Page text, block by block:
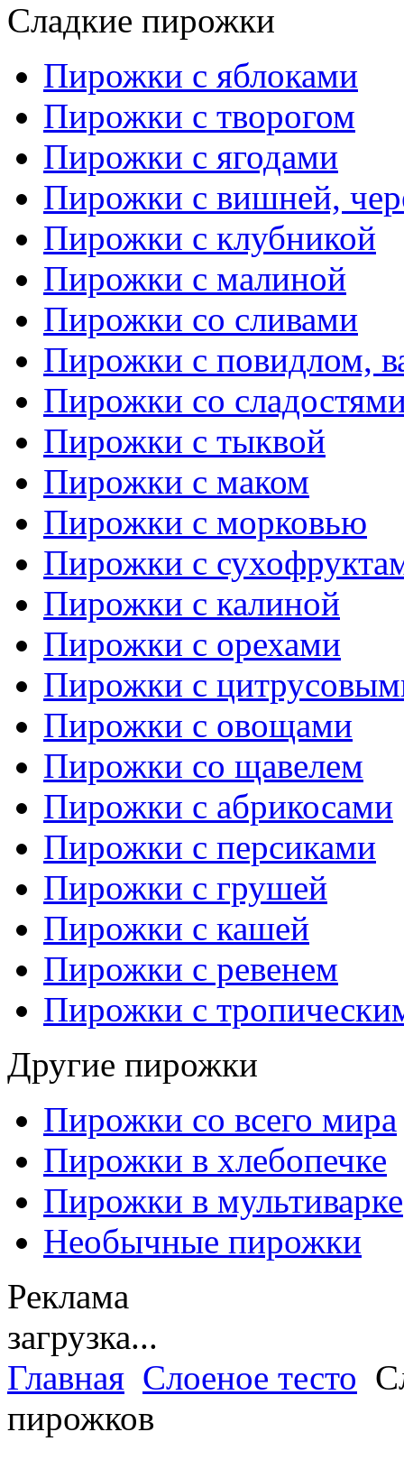
Сладкие пирожки
Пирожки с яблоками
Пирожки с творогом
Пирожки с ягодами
Пирожки с вишней,
Пирожки с клубникой
Пирожки с малиной
Пирожки со сливами
Пирожки с повидлом,
Пирожки со
Пирожки с тыквой
Пирожки с маком
Пирожки с морковью
Пирожки с
Пирожки с калиной
Пирожки с орехами
Пирожки с
Пирожки с овощами
Пирожки со щавелем
Пирожки с абрикосами
Пирожки с персиками
Пирожки с грушей
Пирожки с кашей
Пирожки с ревенем
Пирожки с
Другие пирожки
Пирожки со всего мира
Пирожки в хлебопечке
Пирожки в мультиварке
Необычные пирожки
Реклама
загрузка...
Главная Слоеное тесто
пирожков